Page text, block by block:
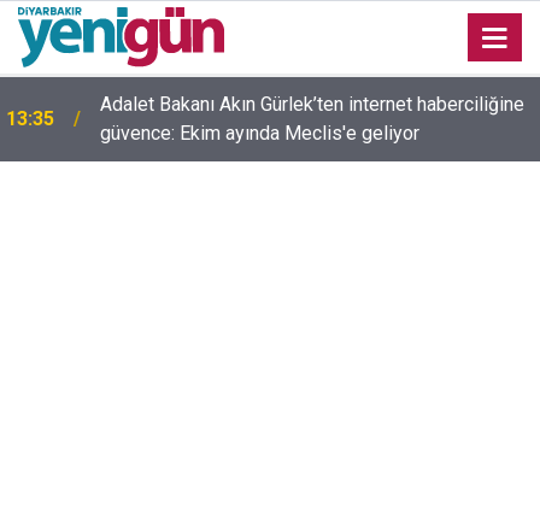
13:35
Adalet Bakanı Akın Gürlek’ten internet haberciliğine
güvence: Ekim ayında Meclis'e geliyor